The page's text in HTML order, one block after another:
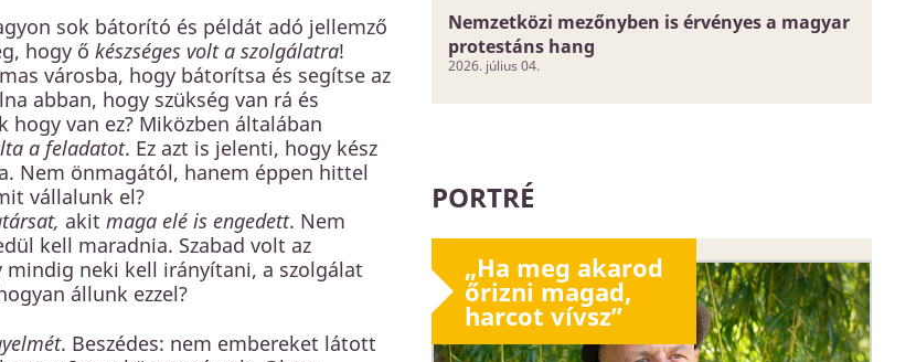
sok bátorító és példát adó jellemző
hogy ő készséges volt a szolgálatra!
városba, hogy bátorítsa és segítse az
abban, hogy szükség van rá és
van ez? Miközben általában
a feladatot. Ez azt is jelenti, hogy kész
Nem önmagától, hanem éppen hittel
vállalunk el?
akit maga elé is engedett. Nem
kell maradnia. Szabad volt az
mindig neki kell irányítani, a szolgálat
állunk ezzel?
. Beszédes: nem embereket látott
Nemzetközi mezőnyben is érvényes a magyar
protestáns hang
2026. július 04.
PORTRÉ
„Ha meg akarod
őrizni magad,
harcot vívsz”